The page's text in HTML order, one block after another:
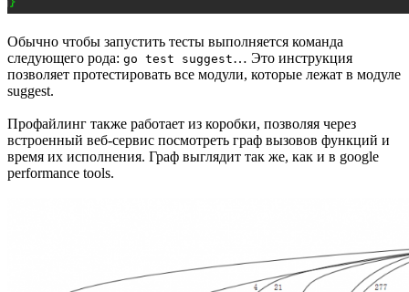
Обычно чтобы запустить тесты выполняется команда
следующего рода: go test suggest… Это инструкция
позволяет протестировать все модули, которые лежат в модуле
suggest.
Профайлинг также работает из коробки, позволяя через
встроенный веб-сервис посмотреть граф вызовов функций и
время их исполнения. Граф выглядит так же, как и в google
performance tools.